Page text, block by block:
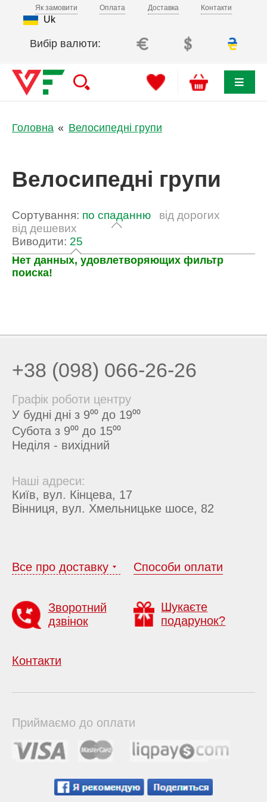
Як замовити Оплата Доставка Контакти
Uk
Вибір валюти:
Головна Велосипедні групи
Велосипедні групи
Сортування: по спаданню
від дорогих
від дешевих
Виводити: 25
Нет данных, удовлетворяющих фильтр
поиска!
+38 (098) 066-26-26
Графік роботи центру
У будні дні з 9⁰⁰ до 19⁰⁰
Субота з 9⁰⁰ до 15⁰⁰
Неділя - вихідний
Наші адреси:
Київ, вул. Кінцева, 17
Вінниця, вул. Хмельницьке шосе, 82
Все про доставку
Зворотний
дзвінок
Способи оплати
Шукаєте
подарунок?
Контакти
Приймаємо до оплати